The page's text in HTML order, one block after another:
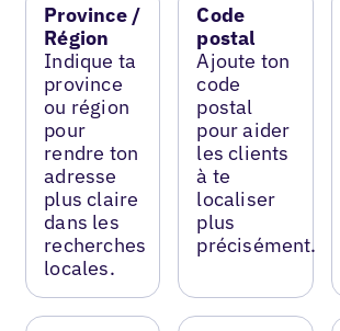
Province /
Région
Indique ta
province
ou région
pour
rendre ton
adresse
plus claire
dans les
recherches
locales.
Code
postal
Ajoute ton
code
postal
pour aider
les clients
à te
localiser
plus
précisément.